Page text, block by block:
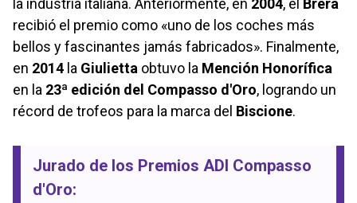
recibió el premio como «uno de los coches más
bellos y fascinantes jamás fabricados». Finalmente,
en 2014 la Giulietta obtuvo la Mención Honorífica
en la 23ª edición del Compasso d'Oro, logrando un
récord de trofeos para la marca del Biscione.
Jurado de los Premios ADI Compasso
d'Oro: